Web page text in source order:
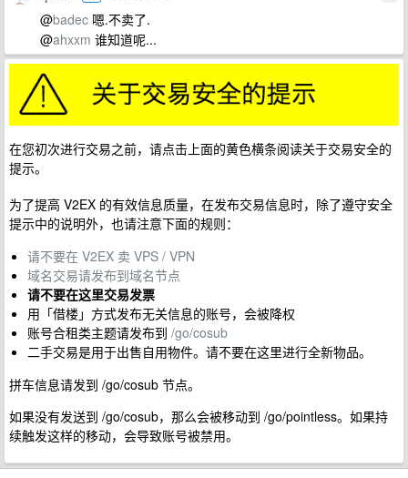
@badec 嗯.不卖了.
@ahxxm 谁知道呢...
在您初次进行交易之前，请点击上面的黄色横条阅读关于交易安全的
提示。
为了提高 V2EX 的有效信息质量，在发布交易信息时，除了遵守安全
提示中的说明外，也请注意下面的规则：
请不要在 V2EX 卖 VPS / VPN
域名交易请发布到域名节点
请不要在这里交易发票
用「借楼」方式发布无关信息的账号，会被降权
账号合租类主题请发布到 /go/cosub
二手交易是用于出售自用物件。请不要在这里进行全新物品。
拼车信息请发到 /go/cosub 节点。
如果没有发送到 /go/cosub，那么会被移动到 /go/pointless。如果持
续触发这样的移动，会导致账号被禁用。